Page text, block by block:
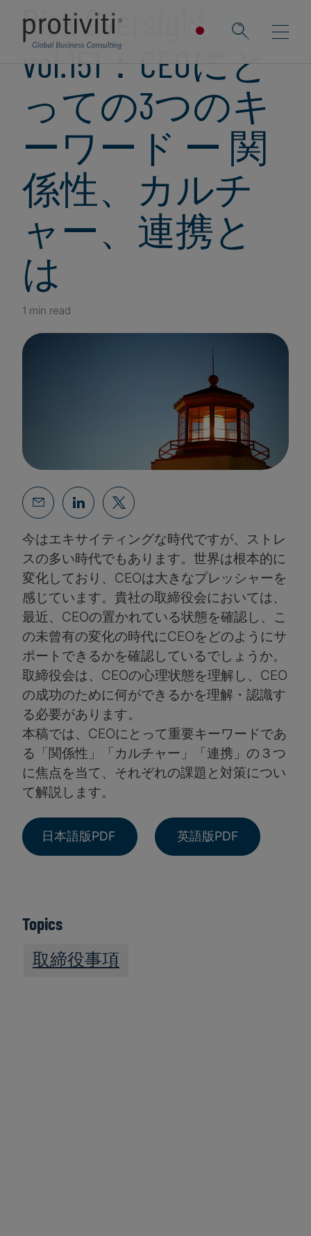
Risk Oversight
vol.151：CEOにと
っての3つのキ
ーワード ー 関
係性、カルチ
ャー、連携と
は
1 min read
今はエキサイティングな時代ですが、ストレ
スの多い時代でもあります。世界は根本的に
変化しており、CEOは大きなプレッシャーを
感じています。貴社の取締役会においては、
最近、CEOの置かれている状態を確認し、こ
の未曾有の変化の時代にCEOをどのようにサ
ポートできるかを確認しているでしょうか。
取締役会は、CEOの心理状態を理解し、CEO
の成功のために何ができるかを理解・認識す
る必要があります。
本稿では、CEOにとって重要キーワードであ
る「関係性」「カルチャー」「連携」の３つ
に焦点を当て、それぞれの課題と対策につい
て解説します。
日本語版PDF 英語版PDF
Topics
取締役事項